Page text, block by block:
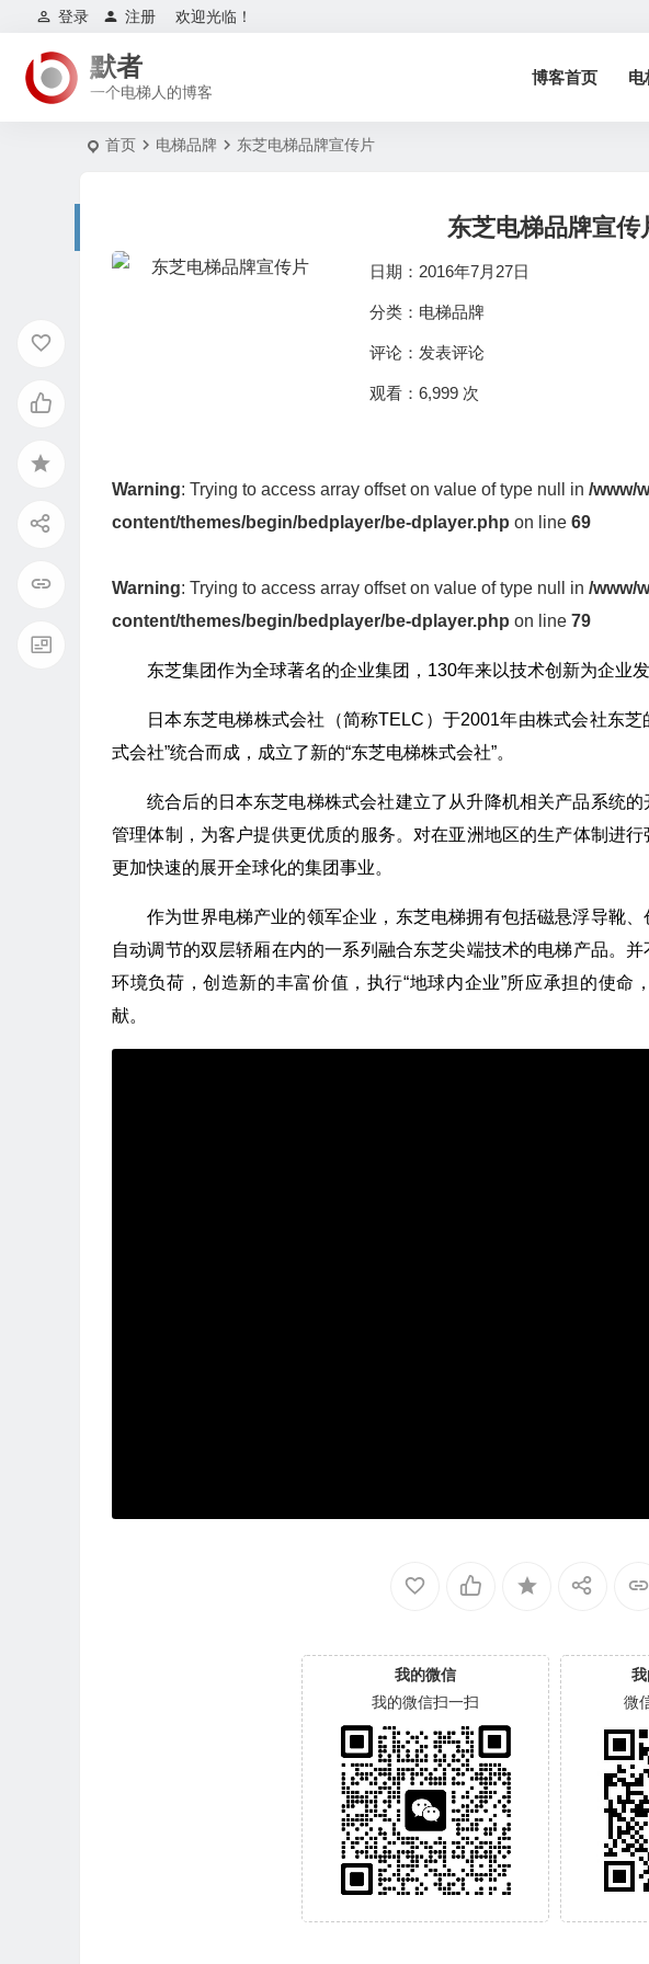
欢迎光临！
登录 注册
默者
一个电梯人的博客
博客首页 电
首页 电梯品牌 东芝电梯品牌宣传片
东芝电梯品牌宣传
日期：2016年7月27日
分类： 电梯品牌
评论： 发表评论
观看：6,999 次
Warning: Trying to access array offset on value of type null in /www/
content/themes/begin/bedplayer/be-dplayer.php on line 69
Warning: Trying to access array offset on value of type null in /www/
content/themes/begin/bedplayer/be-dplayer.php on line 79
东芝集团作为全球著名的企业集团，130年来以技术创新为企业
日本东芝电梯株式会社（简称TELC）于2001年由株式会社东芝
式会社”统合而成，成立了新的“东芝电梯株式会社”。
统合后的日本东芝电梯株式会社建立了从升降机相关产品系统
管理体制，为客户提供更优质的服务。对在亚洲地区的生产体制进
更加快速的展开全球化的集团事业。
作为世界电梯产业的领军企业，东芝电梯拥有包括磁悬浮导靴
自动调节的双层轿厢在内的一系列融合东芝尖端技术的电梯产品。
环境负荷，创造新的丰富价值，执行“地球内企业”所应承担的使
献。
我的微信
我的微信扫一扫
微